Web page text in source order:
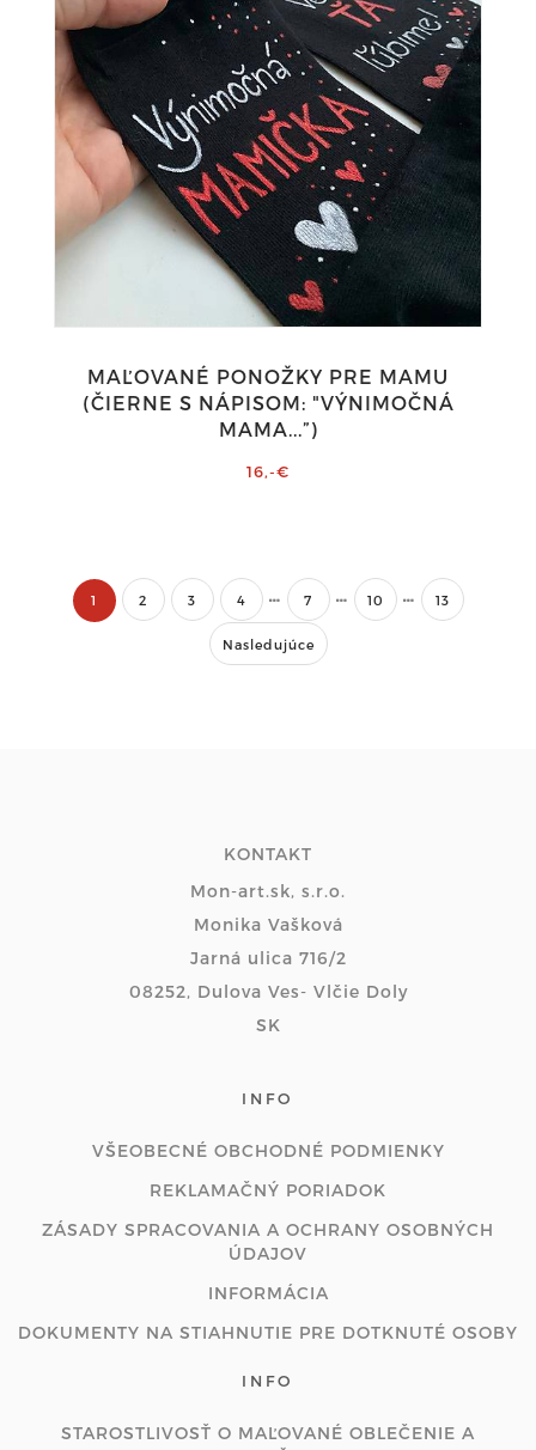
MAĽOVANÉ PONOŽKY PRE MAMU
(ČIERNE S NÁPISOM: "VÝNIMOČNÁ
MAMA...”)
16,-€
1 2 3 4 7 10 13
Nasledujúce
KONTAKT
Mon-art.sk, s.r.o.
Monika Vašková
Jarná ulica 716/2
08252, Dulova Ves- Vlčie Doly
SK
INFO
VŠEOBECNÉ OBCHODNÉ PODMIENKY
REKLAMAČNÝ PORIADOK
ZÁSADY SPRACOVANIA A OCHRANY OSOBNÝCH
ÚDAJOV
INFORMÁCIA
DOKUMENTY NA STIAHNUTIE PRE DOTKNUTÉ OSOBY
INFO
STAROSTLIVOSŤ O MAĽOVANÉ OBLEČENIE A